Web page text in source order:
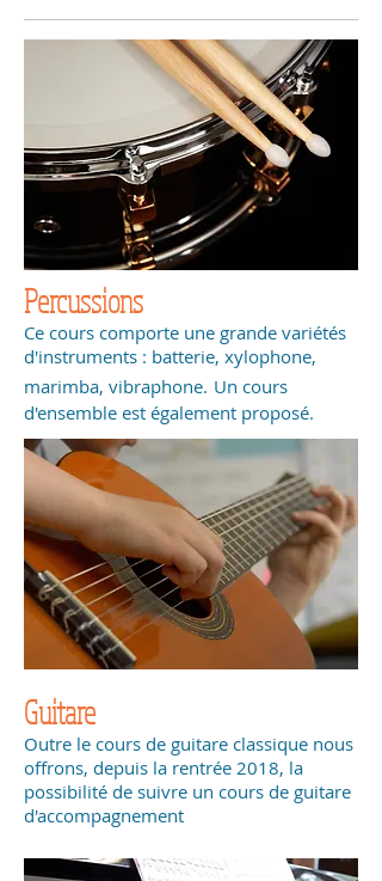
Percussions
Ce cours comporte une grande variétés
d'instruments : batterie, xylophone,
marimba, vibraphone. Un cours
d'ensemble est également proposé.
Guitare
Outre le cours de guitare classique nous
offrons, depuis la rentrée 2018, la
possibilité de suivre un cours de guitare
d'accompagnement